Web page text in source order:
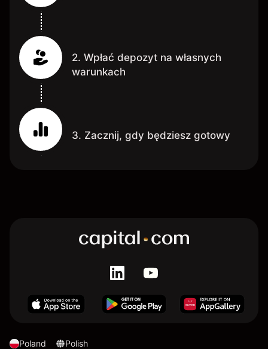
2. Wpłać depozyt na własnych
warunkach
3. Zacznij, gdy będziesz gotowy
Poland Polish